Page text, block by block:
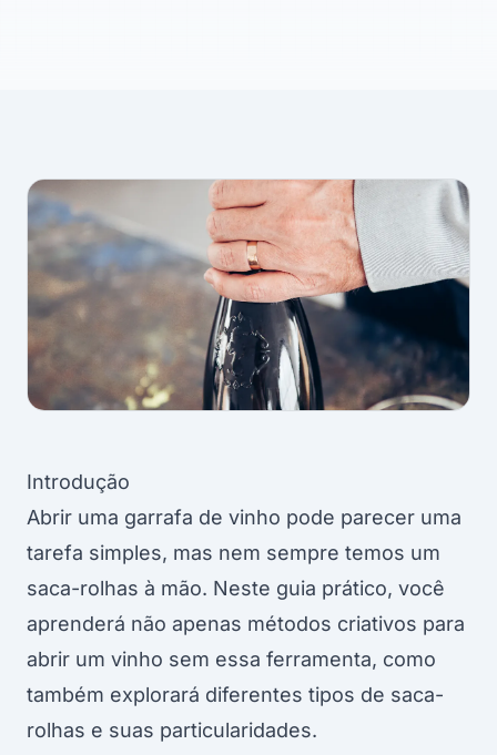
Introdução
Abrir uma garrafa de vinho pode parecer uma
tarefa simples, mas nem sempre temos um
saca-rolhas à mão. Neste guia prático, você
aprenderá não apenas métodos criativos para
abrir um vinho sem essa ferramenta, como
também explorará diferentes tipos de saca-
rolhas e suas particularidades.